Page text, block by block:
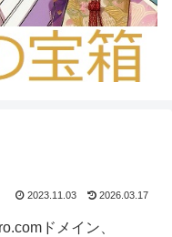
2023.11.03 2026.03.17
ドメイン、